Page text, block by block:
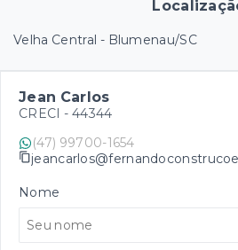
Velha Central - Blumenau/SC
Jean Carlos
CRECI - 44344
(47) 99700-1654
Nome